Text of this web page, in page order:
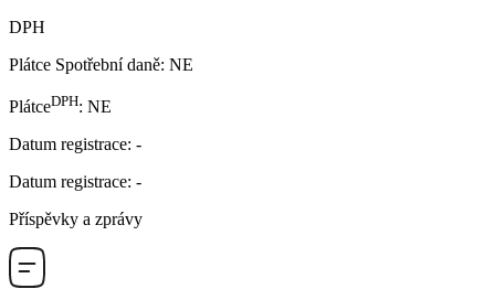
DPH
Plátce Spotřební daně: NE
PlátceDPH: NE
Datum registrace: -
Datum registrace: -
Příspěvky a zprávy